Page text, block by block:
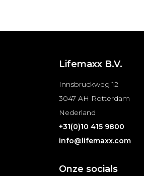
Lifemaxx B.V.
Innsbruckweg 12
3047 AH Rotterdam
Nederland
+31(0)10 415 9800
info@lifemaxx.com
Onze socials